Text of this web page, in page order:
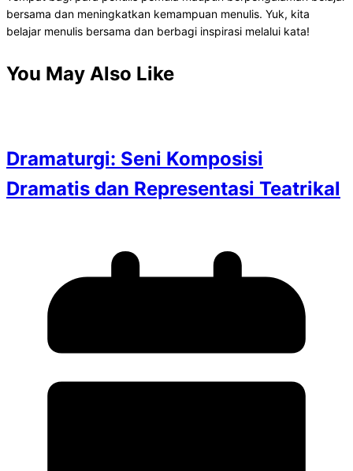
bersama dan meningkatkan kemampuan menulis. Yuk, kita
belajar menulis bersama dan berbagi inspirasi melalui kata!
You May Also Like
Dramaturgi: Seni Komposisi
Dramatis dan Representasi Teatrikal